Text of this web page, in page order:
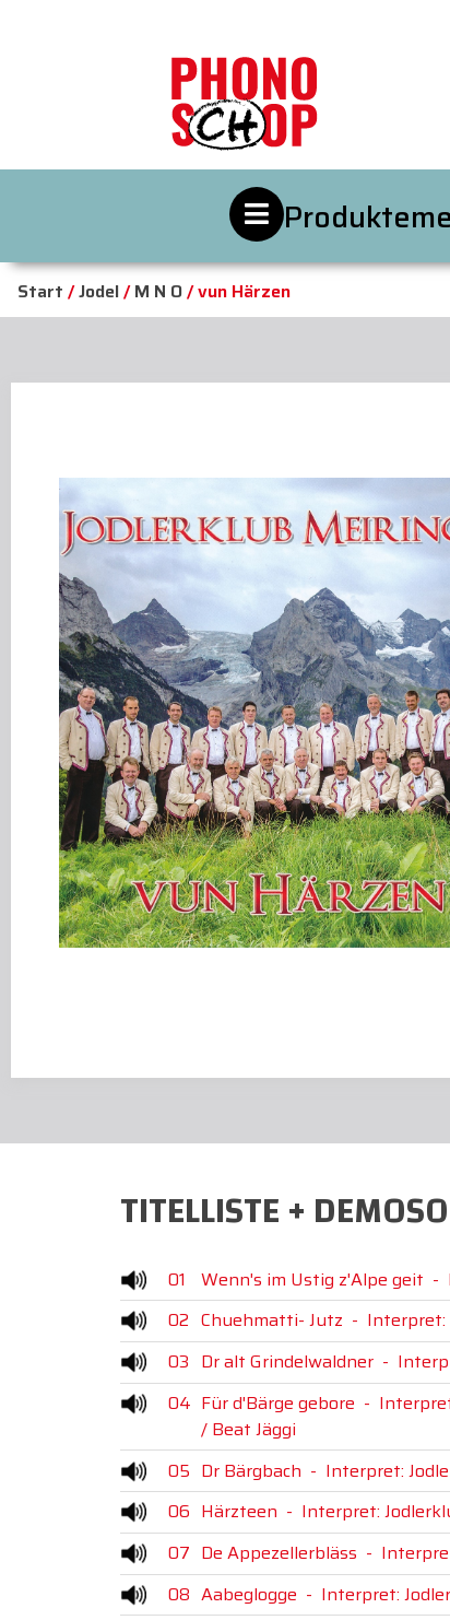
Start /Jodel/M N O/ vun Härzen
TITELLISTE +
01 Wenn's im Ustig z'Alpe geit -
02 Chuehmatti- Jutz - Interpret:
03 Dr alt Grindelwaldner-
04 Für d'Bärge gebore -
/ Beat Jäggi
05 Dr Bärgbach - Interpret:
06 Härzteen - Interpret:
07 De Appezellerbläss -
08 Aabeglogge - Interpret: